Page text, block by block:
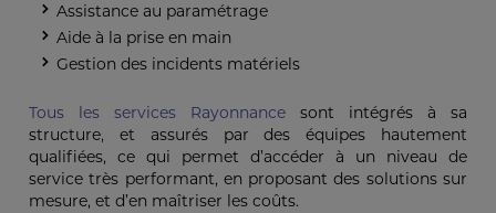
Assistance au paramétrage
Aide à la prise en main
Gestion des incidents matériels
Tous les services Rayonnance sont intégrés à sa
structure, et assurés par des équipes hautement
qualifiées, ce qui permet d’accéder à un niveau de
service très performant, en proposant des solutions sur
mesure, et d’en maîtriser les coûts.